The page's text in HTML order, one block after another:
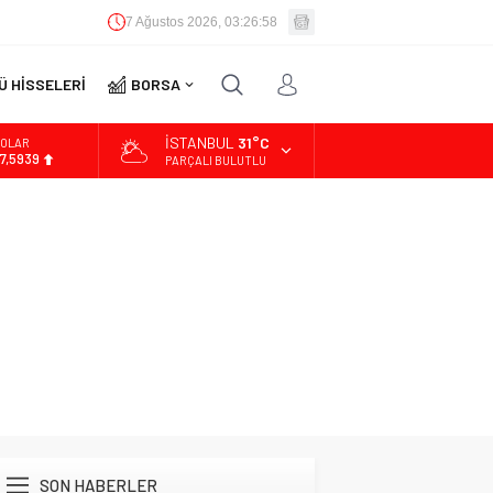
7 Ağustos 2026, 03:26:59
HİSSELERİ BORSA
İSTANBUL 31°C
PARÇALI BULUTLU
SON HABERLER